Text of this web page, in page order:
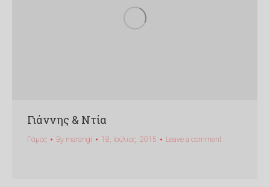
Γιάννης & Ντία
Γάμος By marangi 18, Ιούλιος, 2015 Leave a comment